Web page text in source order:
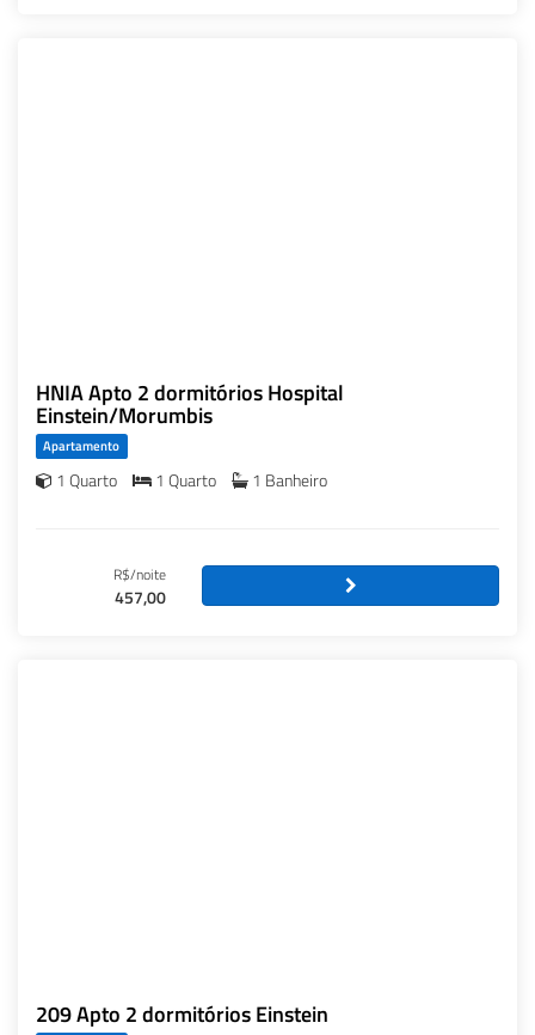
HNIA Apto 2 dormitórios Hospital
Einstein/Morumbis
Apartamento
1 Quarto 1 Quarto 1 Banheiro
R$/noite
457,00
209 Apto 2 dormitórios Einstein